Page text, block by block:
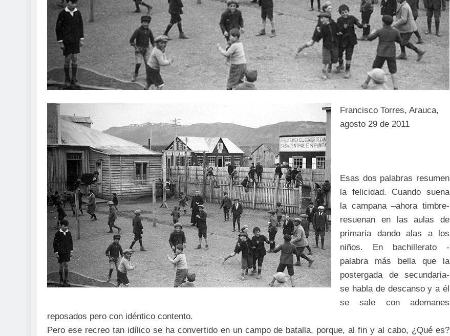
Francisco Torres, Arauca,
agosto 29 de 2011
Esas dos palabras resumen
la felicidad. Cuando suena
la campana –ahora timbre-
resuenan en las aulas de
primaria dando alas a los
niños. En bachillerato -
palabra más bella que la
postergada de secundaria-
se habla de descanso y a él
se sale con ademanes
reposados pero con idéntico contento.
Pero ese recreo tan idílico se ha convertido en un campo de batalla, porque, al fin y al cabo, ¿Qué es?